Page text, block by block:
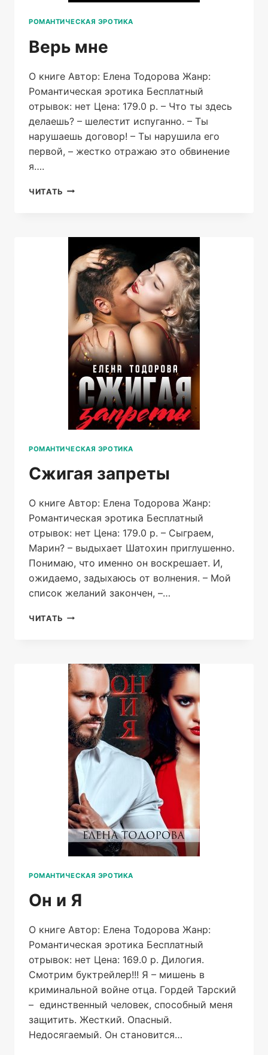
РОМАНТИЧЕСКАЯ ЭРОТИКА
Верь мне
О книге Автор: Елена Тодорова Жанр:
Романтическая эротика Бесплатный
отрывок: нет Цена: 179.0 р. – Что ты здесь
делаешь? – шелестит испуганно. – Ты
нарушаешь договор! – Ты нарушила его
первой, – жестко отражаю это обвинение
я….
ЧИТАТЬ ВЕРЬ
РОМАНТИЧЕСКАЯ ЭРОТИКА
Сжигая запреты
О книге Автор: Елена Тодорова Жанр:
Романтическая эротика Бесплатный
отрывок: нет Цена: 179.0 р. – Сыграем,
Марин? – выдыхает Шатохин приглушенно.
Понимаю, что именно он воскрешает. И,
ожидаемо, задыхаюсь от волнения. – Мой
список желаний закончен, –…
ЧИТАТЬ СЖИГАЯ
РОМАНТИЧЕСКАЯ ЭРОТИКА
Он и Я
О книге Автор: Елена Тодорова Жанр:
Романтическая эротика Бесплатный
отрывок: нет Цена: 169.0 р. Дилогия.
Смотрим буктрейлер!!! Я – мишень в
криминальной войне отца. Гордей Тарский
– единственный человек, способный меня
защитить. Жесткий. Опасный.
Недосягаемый. Он становится…